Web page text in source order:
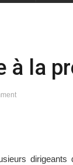
à la
dirigeants